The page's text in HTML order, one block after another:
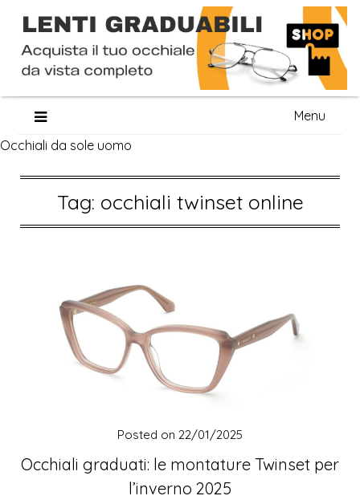
content
Menu
Occhiali da sole uomo
Tag: occhiali twinset online
Occhiali graduati: le montature Twinset per
l’inverno 2025
Posted on 22/01/2025